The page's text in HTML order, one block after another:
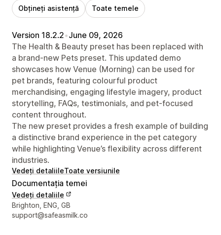
Obțineți asistență Toate temele
Version 18.2.2•June 09, 2026
The Health & Beauty preset has been replaced with
a brand-new Pets preset. This updated demo
showcases how Venue (Morning) can be used for
pet brands, featuring colourful product
merchandising, engaging lifestyle imagery, product
storytelling, FAQs, testimonials, and pet-focused
content throughout.
The new preset provides a fresh example of building
a distinctive brand experience in the pet category
while highlighting Venue’s flexibility across different
industries.
Vedeți detaliileToate versiunile
Documentația temei
Vedeți detaliile
Detaliile de contact ale designerului
Brighton, ENG, GB
support@safeasmilk.co